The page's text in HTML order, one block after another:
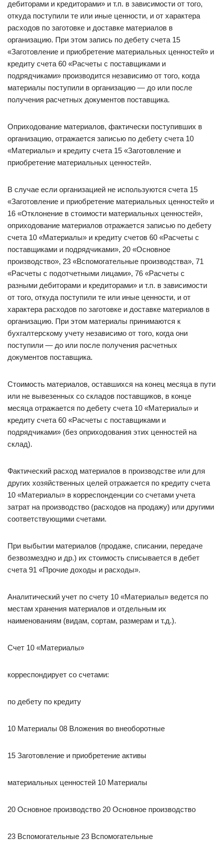
дебиторами и кредиторами» и т.п. в зависимости от того,
откуда поступили те или иные ценности, и от характера
расходов по заготовке и доставке материалов в
организацию. При этом запись по дебету счета 15
«Заготовление и приобретение материальных ценностей» и
кредиту счета 60 «Расчеты с поставщиками и
подрядчиками» производится независимо от того, когда
материалы поступили в организацию — до или после
получения расчетных документов поставщика.
Оприходование материалов, фактически поступивших в
организацию, отражается записью по дебету счета 10
«Материалы» и кредиту счета 15 «Заготовление и
приобретение материальных ценностей».
В случае если организацией не используются счета 15
«Заготовление и приобретение материальных ценностей» и
16 «Отклонение в стоимости материальных ценностей»,
оприходование материалов отражается записью по дебету
счета 10 «Материалы» и кредиту счетов 60 «Расчеты с
поставщиками и подрядчиками», 20 «Основное
производство», 23 «Вспомогательные производства», 71
«Расчеты с подотчетными лицами», 76 «Расчеты с
разными дебиторами и кредиторами» и т.п. в зависимости
от того, откуда поступили те или иные ценности, и от
характера расходов по заготовке и доставке материалов в
организацию. При этом материалы принимаются к
бухгалтерскому учету независимо от того, когда они
поступили — до или после получения расчетных
документов поставщика.
Стоимость материалов, оставшихся на конец месяца в пути
или не вывезенных со складов поставщиков, в конце
месяца отражается по дебету счета 10 «Материалы» и
кредиту счета 60 «Расчеты с поставщиками и
подрядчиками» (без оприходования этих ценностей на
склад).
Фактический расход материалов в производстве или для
других хозяйственных целей отражается по кредиту счета
10 «Материалы» в корреспонденции со счетами учета
затрат на производство (расходов на продажу) или другими
соответствующими счетами.
При выбытии материалов (продаже, списании, передаче
безвозмездно и др.) их стоимость списывается в дебет
счета 91 «Прочие доходы и расходы».
Аналитический учет по счету 10 «Материалы» ведется по
местам хранения материалов и отдельным их
наименованиям (видам, сортам, размерам и т.д.).
Счет 10 «Материалы»
корреспондирует со счетами:
по дебету по кредиту
10 Материалы 08 Вложения во внеоборотные
15 Заготовление и приобретение активы
материальных ценностей 10 Материалы
20 Основное производство 20 Основное производство
23 Вспомогательные 23 Вспомогательные